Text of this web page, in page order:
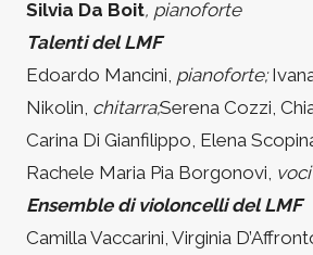
Silvia Da Boit, pianoforte
Talenti del LMF
Edoardo Mancini, pianoforte;
Nikolin, chitarra;Serena Cozzi,
Carina Di Gianfilippo, Elena
Rachele Maria Pia Borgonovi, voci
Ensemble di violoncelli del LMF
Camilla Vaccarini, Virginia